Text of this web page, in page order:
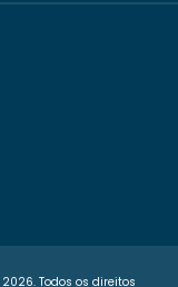
Todos os direitos